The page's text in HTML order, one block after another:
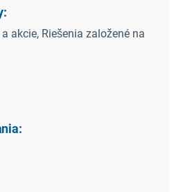
akcie, Riešenia založené na